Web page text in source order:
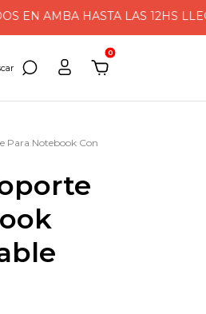
AMBA HASTA LAS 12HS LLEGAN
0
Para Notebook Con